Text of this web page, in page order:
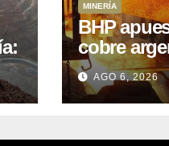
MINERÍA
BHP
cobre
acuerdo
para siete
AGO 6, 2026